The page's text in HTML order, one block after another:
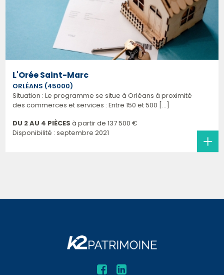
L'Orée Saint-Marc
ORLÉANS (45000)
Situation : Le programme se situe à Orléans à proximité
des commerces et services : Entre 150 et 500 [...]
DU 2 AU 4 PIÈCES à partir de 137 500 €
Disponibilité : septembre 2021